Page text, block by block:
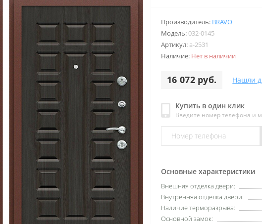
Производитель: BRAVO
Модель:032-0145
Артикул: a-2531
Наличие: Нет в наличии
16 072 руб. Нашли
Купить в один клик
Введите номер телефона и
Основные характеристики
Внешняя отделка двери:
Внутренняя отделка двери:
Наличие терморазрыва:
Основной замок: